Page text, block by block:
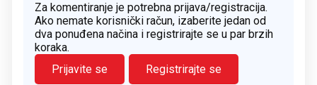
Za komentiranje je potrebna prijava/registracija.
Ako nemate korisnički račun, izaberite jedan od
dva ponuđena načina i registrirajte se u par brzih
koraka.
Prijavite se
Registrirajte se